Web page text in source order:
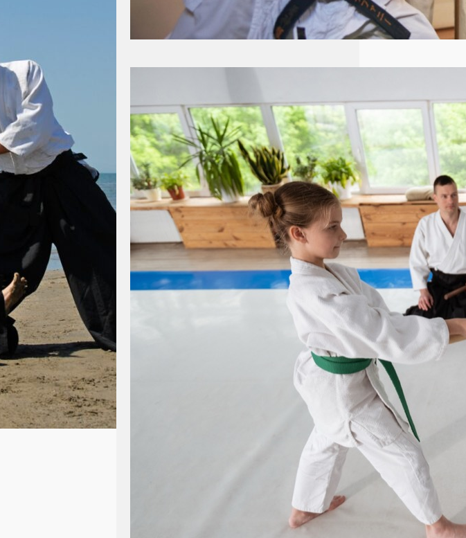
kompleksowy przewodnik po
szkołach i korzyściach z treningów
Aikido, japońska sztuka walki
znana z używania technik
obronnych, które pozwalają
pokonać przeciwnika bez
wyrządzania mu krzywdy,
zdobywa coraz większą
popularność również wśród
najmłodszych. Łódź,…